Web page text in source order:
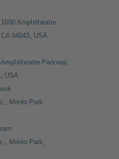
Amphitheatre
94043, USA
Parkway,
USA
Menlo Park,
Menlo Park,